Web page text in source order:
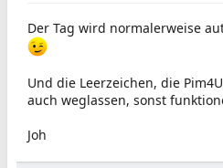
Der Tag wird normalerweise
Und die Leerzeichen, die
auch weglassen, sonst
Joh